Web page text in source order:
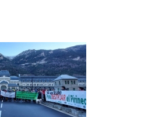
COLABORA